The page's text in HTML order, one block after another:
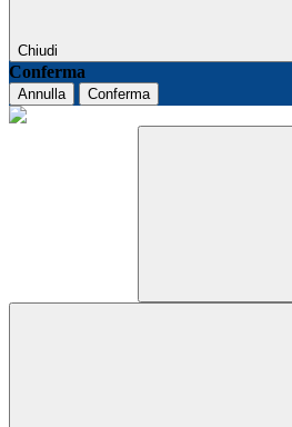
Chiudi
Conferma
Annulla Conferma